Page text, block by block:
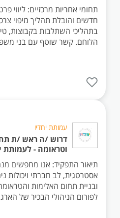
תחומי אחריות מרכזיים: ליווי
חדשים והובלת תהליך מיפוי
בתהליכי השתלבות בקבוצות,
הלוחם. קשר שוטף עם בני
עמותת יחדיו
דרוש /ה ראש /ת
וטראומה - לעמותת
תיאור התפקיד: אנו מחפשים
אסטרטגית, לב חברתי ויכולות
ובניית תחום האלימות
לפורום הניהולי הבכיר של